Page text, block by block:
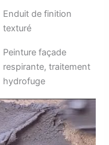
Enduit de finition
texturé
Peinture façade
respirante, traitement
hydrofuge